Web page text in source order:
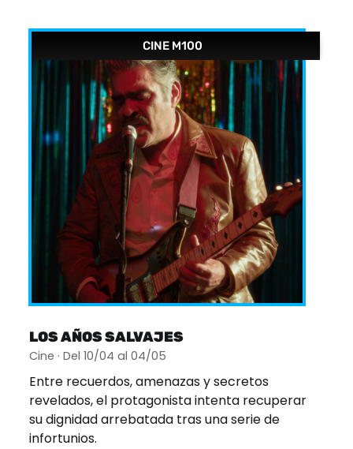
CINE M100
LOS AÑOS SALVAJES
Cine · Del 10/04 al 04/05
Entre recuerdos, amenazas y secretos
revelados, el protagonista intenta recuperar
su dignidad arrebatada tras una serie de
infortunios.